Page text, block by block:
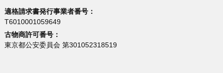
適格請求書発行事業者番号：
T6010001059649
古物商許可番号：
東京都公安委員会 第301052318519